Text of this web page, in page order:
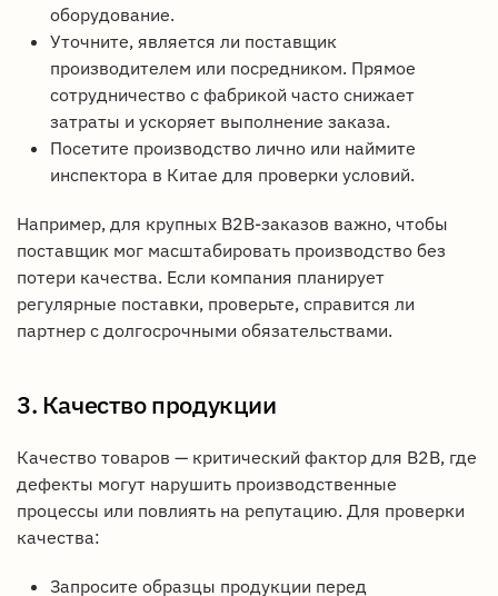
оборудование.
Уточните, является ли поставщик
производителем или посредником. Прямое
сотрудничество с фабрикой часто снижает
затраты и ускоряет выполнение заказа.
Посетите производство лично или наймите
инспектора в Китае для проверки условий.
Например, для крупных B2B-заказов важно, чтобы
поставщик мог масштабировать производство без
потери качества. Если компания планирует
регулярные поставки, проверьте, справится ли
партнер с долгосрочными обязательствами.
3. Качество продукции
Качество товаров — критический фактор для B2B, где
дефекты могут нарушить производственные
процессы или повлиять на репутацию. Для проверки
качества:
Запросите образцы продукции перед